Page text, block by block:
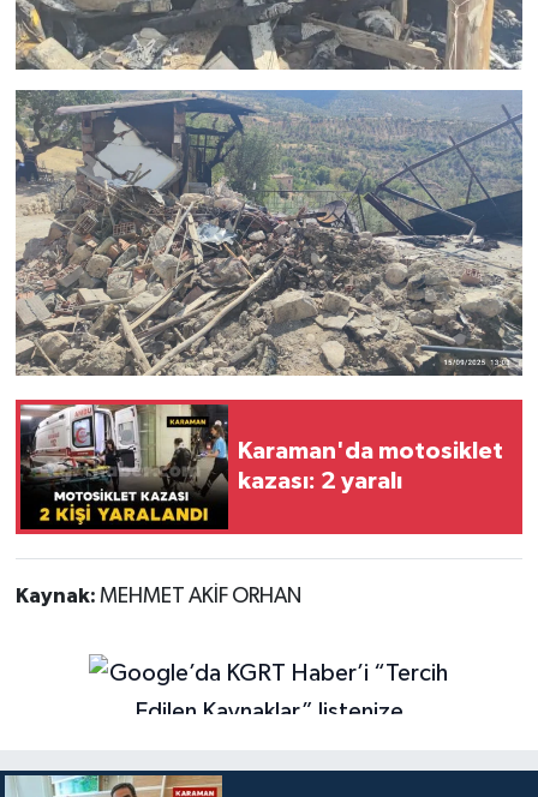
Karaman'da motosiklet
kazası: 2 yaralı
Kaynak: MEHMET AKİF ORHAN